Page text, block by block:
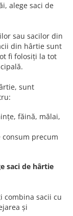
alege saci de
sau sacilor din
din hârtie sunt
fi folosiți la tot
sunt
făină, mălai,
precum
saci de hârtie
combina sacii cu
și